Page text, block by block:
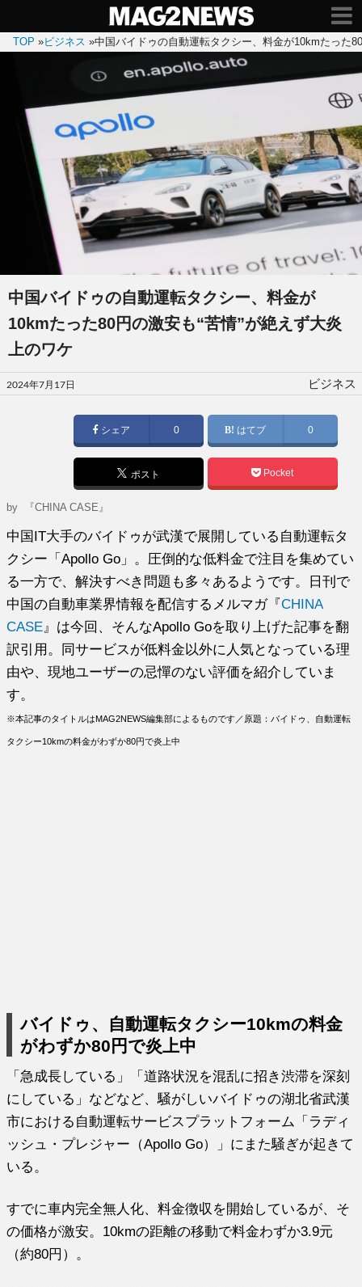
TOP »ビジネス »中国バイドゥの自動運転タクシー、料金が10kmたった
中国バイドゥの自動運転タクシー、料金が
10kmたった80円の激安も“苦情”が絶えず大炎
上のワケ
投
稿
2024年7月17日 ビジネス
シェア 0 はてブ 0
ポスト Pocket
by 『CHINA CASE』
中国IT大手のバイドゥが武漢で展開している自動運転タ
クシー「Apollo Go」。圧倒的な低料金で注目を集めてい
る一方で、解決すべき問題も多々あるようです。日刊で
中国の自動車業界情報を配信するメルマガ『CHINA
CASE 』は今回、そんなApollo Goを取り上げた記事を翻
訳引用。同サービスが低料金以外に人気となっている理
由や、現地ユーザーの忌憚のない評価を紹介していま
す。
※本記事のタイトルはMAG2NEWS編集部によるものです／原題：バイドゥ、自動運転
タクシー10kmの料金がわずか80円で炎上中
バイドゥ、自動運転タクシー10kmの料金
がわずか80円で炎上中
「急成長している」「道路状況を混乱に招き渋滞を深刻
にしている」などなど、騒がしいバイドゥの湖北省武漢
市における自動運転サービスプラットフォーム「ラディ
ッシュ・プレジャー（Apollo Go）」にまた騒ぎが起きて
いる。
すでに車内完全無人化、料金徴収を開始しているが、そ
の価格が激安。10kmの距離の移動で料金わずか3.9元
（約80円）。